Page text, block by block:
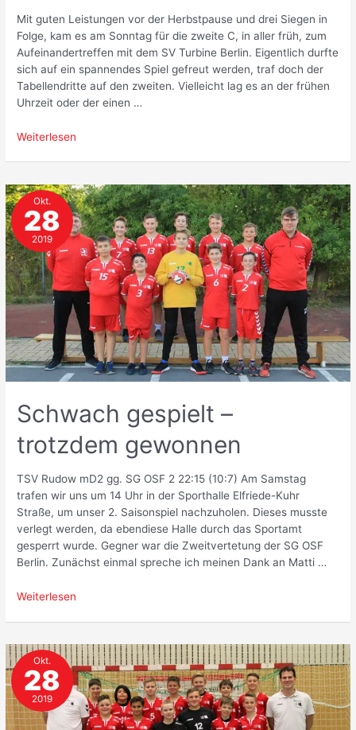
Mit guten Leistungen vor der Herbstpause und drei Siegen in
Folge, kam es am Sonntag für die zweite C, in aller früh, zum
Aufeinandertreffen mit dem SV Turbine Berlin. Eigentlich durfte
sich auf ein spannendes Spiel gefreut werden, traf doch der
Tabellendritte auf den zweiten. Vielleicht lag es an der frühen
Uhrzeit oder der einen …
mC
krachender
Niederlage
Weiterlesen
Okt.
28
2019
Schwach gespielt –
trotzdem gewonnen
TSV Rudow mD2 gg. SG OSF 2 22:15 (10:7) Am Samstag
trafen wir uns um 14 Uhr in der Sporthalle Elfriede-Kuhr
Straße, um unser 2. Saisonspiel nachzuholen. Dieses musste
verlegt werden, da ebendiese Halle durch das Sportamt
gesperrt wurde. Gegner war die Zweitvertetung der SG OSF
Berlin. Zunächst einmal spreche ich meinen Dank an Matti …
Schwach
trotzdem
gewonnen
Weiterlesen
Okt.
28
2019